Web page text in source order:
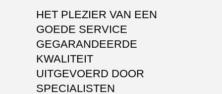
HET PLEZIER VAN EEN
GOEDE SERVICE
GEGARANDEERDE
KWALITEIT
UITGEVOERD DOOR
SPECIALISTEN